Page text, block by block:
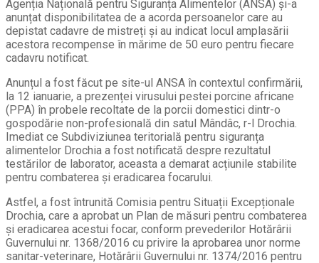
Agenția Națională pentru Siguranța Alimentelor (ANSA) și-a
anunțat disponibilitatea de a acorda persoanelor care au
depistat cadavre de mistreți și au indicat locul amplasării
acestora recompense în mărime de 50 euro pentru fiecare
cadavru notificat.
Anunțul a fost făcut pe site-ul ANSA în contextul confirmării,
la 12 ianuarie, a prezenței virusului pestei porcine africane
(PPA) în probele recoltate de la porcii domestici dintr-o
gospodărie non-profesională din satul Mândâc, r-l Drochia.
Imediat ce Subdiviziunea teritorială pentru siguranța
alimentelor Drochia a fost notificată despre rezultatul
testărilor de laborator, aceasta a demarat acțiunile stabilite
pentru combaterea și eradicarea focarului.
Astfel, a fost întrunită Comisia pentru Situații Excepționale
Drochia, care a aprobat un Plan de măsuri pentru combaterea
și eradicarea acestui focar, conform prevederilor Hotărârii
Guvernului nr. 1368/2016 cu privire la aprobarea unor norme
sanitar-veterinare, Hotărârii Guvernului nr. 1374/2016 pentru